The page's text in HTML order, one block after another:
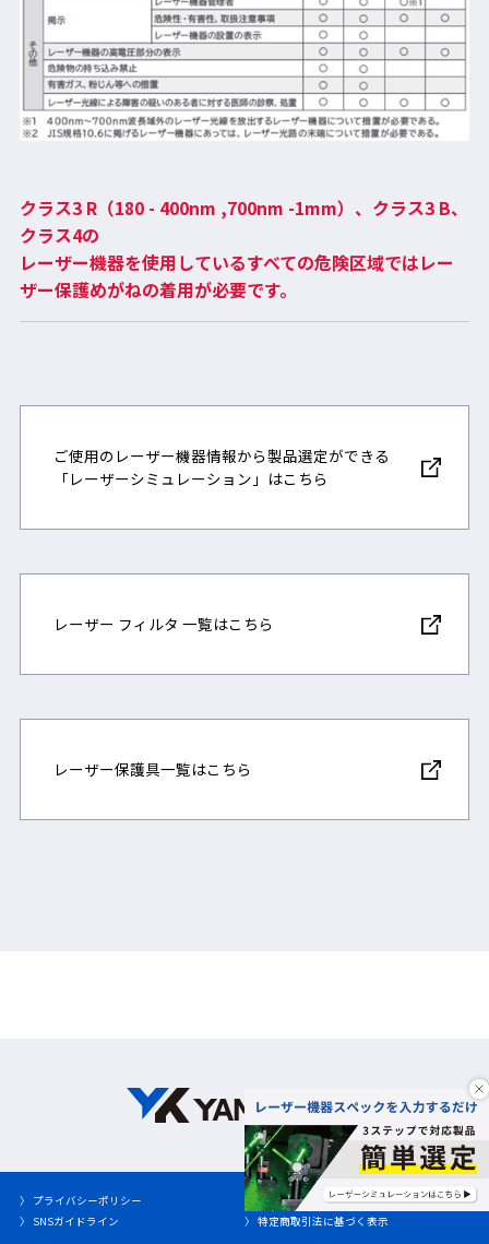
クラス3 R（180 - 400nm ,700nm -1mm）、クラス3 B、
クラス4の
レーザー機器を使用しているすべての危険区域ではレー
ザー保護めがねの着用が必要です。
ご使用のレーザー機器情報から製品選定ができる
「レーザーシミュレーション」はこちら
レーザー フィルタ 一覧はこちら
レーザー保護具一覧はこちら
〉 プライバシーポリシー
〉 サイトポリシー
〉 SNSガイドライン
〉 特定商取引法に基づく表示